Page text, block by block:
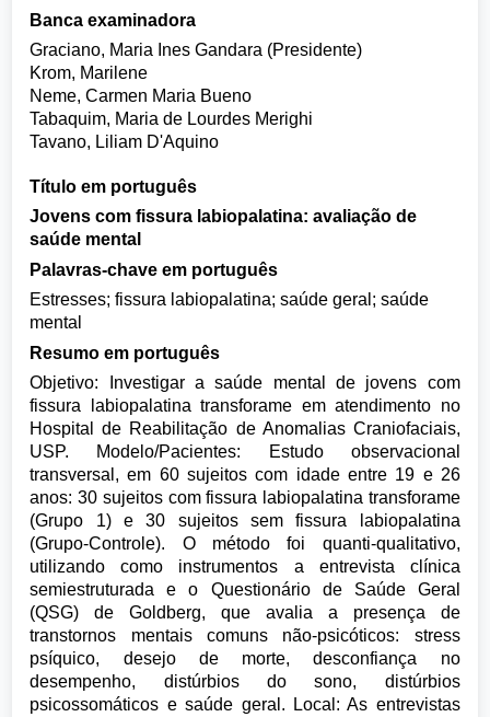
Banca examinadora
Graciano, Maria Ines Gandara (Presidente)
Krom, Marilene
Neme, Carmen Maria Bueno
Tabaquim, Maria de Lourdes Merighi
Tavano, Liliam D'Aquino
Título em português
Jovens com fissura labiopalatina: avaliação de
saúde mental
Palavras-chave em português
Estresses; fissura labiopalatina; saúde geral; saúde
mental
Resumo em português
Objetivo: Investigar a saúde mental de jovens com
fissura labiopalatina transforame em atendimento no
Hospital de Reabilitação de Anomalias Craniofaciais,
USP. Modelo/Pacientes: Estudo observacional
transversal, em 60 sujeitos com idade entre 19 e 26
anos: 30 sujeitos com fissura labiopalatina transforame
(Grupo 1) e 30 sujeitos sem fissura labiopalatina
(Grupo-Controle). O método foi quanti-qualitativo,
utilizando como instrumentos a entrevista clínica
semiestruturada e o Questionário de Saúde Geral
(QSG) de Goldberg, que avalia a presença de
transtornos mentais comuns não-psicóticos: stress
psíquico, desejo de morte, desconfiança no
desempenho, distúrbios do sono, distúrbios
psicossomáticos e saúde geral. Local: As entrevistas